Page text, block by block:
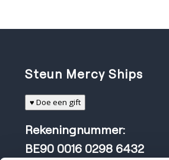
Steun Mercy Ships
♥ Doe een gift
Rekeningnummer:
BE90 0016 0298 6432